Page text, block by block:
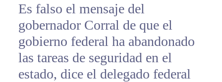
Es falso el mensaje del
gobernador Corral de que el
gobierno federal ha abandonado
las tareas de seguridad en el
estado, dice el delegado federal